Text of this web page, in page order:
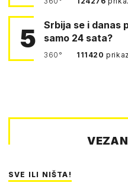
5
Srbija se i danas
samo 24 sata?
360° 111420
SVE ILI NIŠTA!